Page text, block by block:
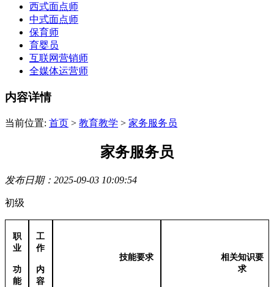
西式面点师
中式面点师
保育师
育婴员
互联网营销师
全媒体运营师
内容详情
当前位置: 首页 > 教育教学 > 家务服务员
家务服务员
发布日期：2025-09-03 10:09:54
初级
职
业
功
能
工
作
内
容
技能要求
相关知识要
求